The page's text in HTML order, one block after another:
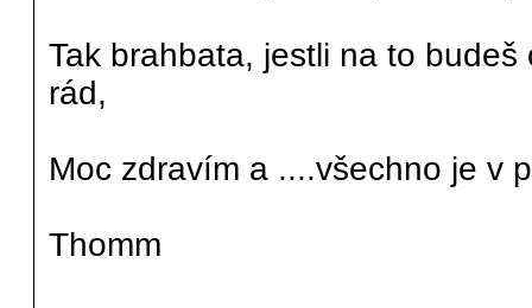
Tak brahbata, jestli na to
rád,
Moc zdravím a ....všechno je v
Thomm